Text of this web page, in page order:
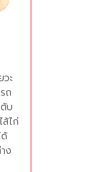
ะ
ถ
บ
ส้ไก่
ง